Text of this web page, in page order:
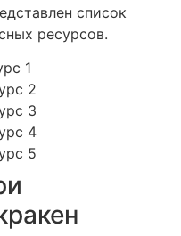
список
ресурсов.
1
2
3
4
5